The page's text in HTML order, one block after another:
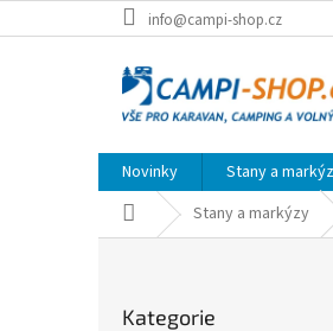
na
info@campi-shop.cz
Novinky Stany a
Domů Stany a markýzy
kategorie
Kategorie